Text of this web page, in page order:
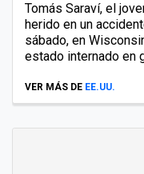
Tomás Saraví, el
herido en un
sábado, en
estado internado en
VER MÁS DE EE.UU.